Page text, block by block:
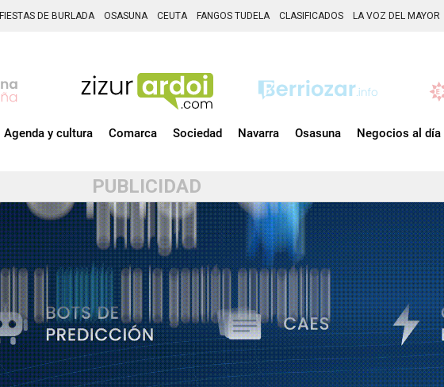
FIESTAS DE BURLADA OSASUNA CEUTA FANGOS TUDELA CLASIFICADOS LA VOZ DEL MAYOR
Agenda y cultura Comarca Sociedad Navarra Osasuna Negocios al día
PUBLICIDAD